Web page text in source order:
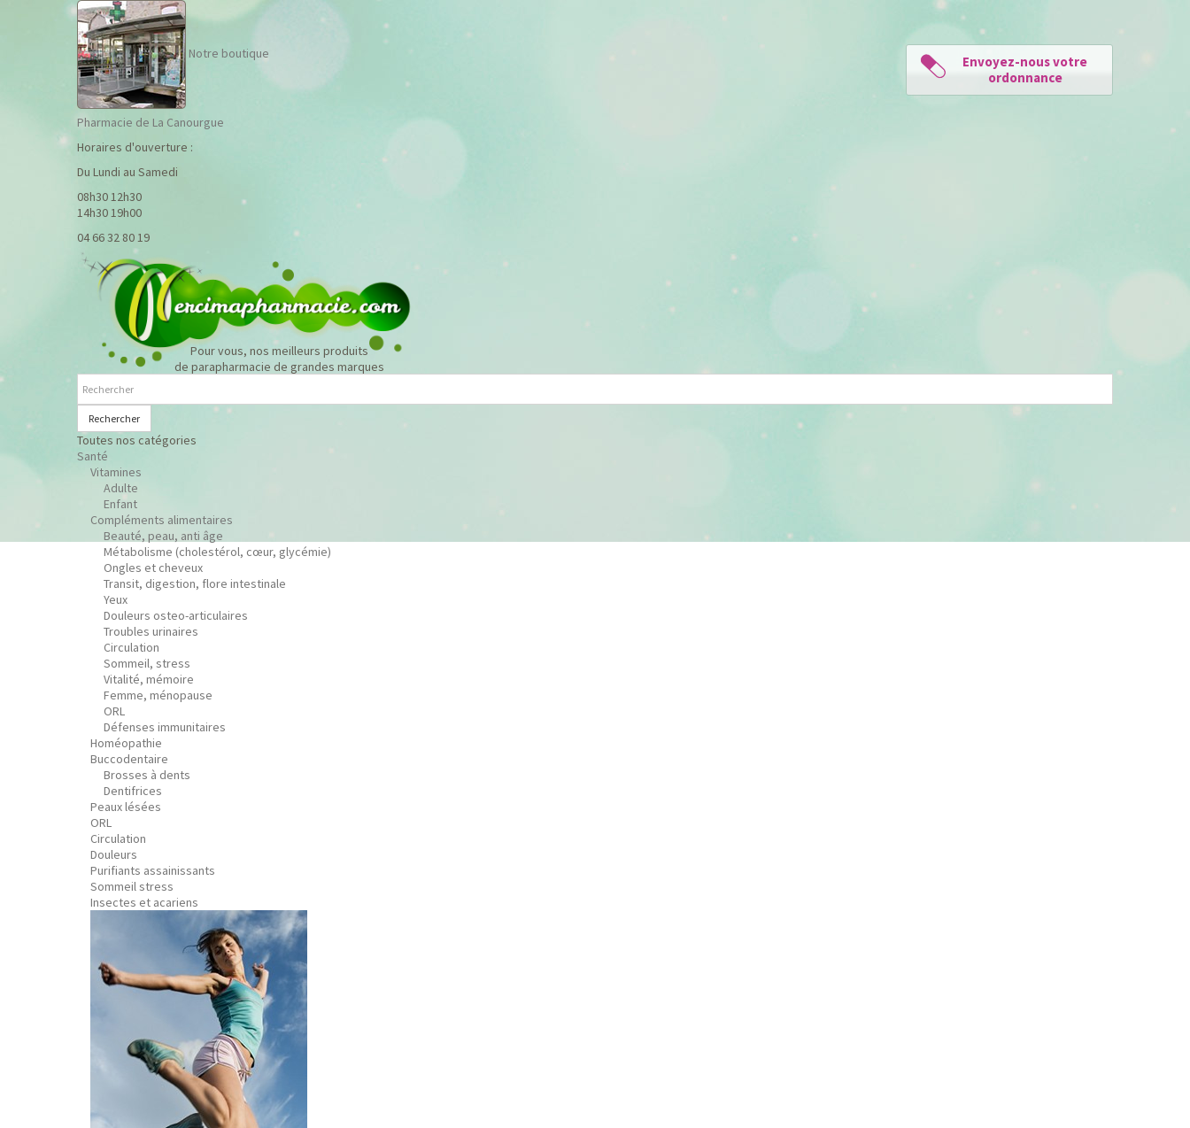
Notre boutique
Pharmacie de La Canourgue
Horaires d'ouverture :
Du Lundi au Samedi
08h30 12h30
14h30 19h00
04 66 32 80 19
Pour vous, nos meilleurs produits
de parapharmacie de grandes marques
Rechercher
Toutes nos catégories
Santé
Vitamines
Adulte
Enfant
Compléments alimentaires
Beauté, peau, anti âge
Métabolisme (cholestérol, cœur, glycémie)
Ongles et cheveux
Transit, digestion, flore intestinale
Yeux
Douleurs osteo-articulaires
Troubles urinaires
Circulation
Sommeil, stress
Vitalité, mémoire
Femme, ménopause
ORL
Défenses immunitaires
Homéopathie
Buccodentaire
Brosses à dents
Dentifrices
Peaux lésées
ORL
Circulation
Douleurs
Purifiants assainissants
Sommeil stress
Insectes et acariens
Envoyez-nous votre
ordonnance